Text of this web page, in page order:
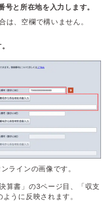
と所在地を入力します。
は、空欄で構いません。
ラインの画像です。
算書」の3ページ目、「収支
うに反映されます。